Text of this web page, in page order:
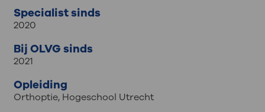
Specialist sinds
2020
Bij OLVG sinds
2021
Opleiding
Orthoptie, Hogeschool Utrecht